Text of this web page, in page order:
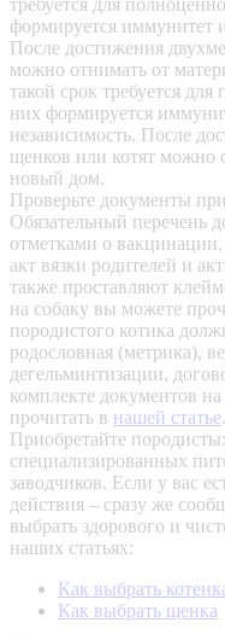
требуется для
формируется иммунитет
После достижения
можно отнимать от
такой срок требуется
них формируется
независимость. После
щенков или котят можно
новый дом.
Проверьте документы
Обязательный перечень
отметками о
акт вязки родителей и
также проставляют
на собаку вы можете
породистого котика
родословная (метрика),
дегельминтизации,
комплекте документов
прочитать в нашей статье.
Приобретайте
специализированных
заводчиков. Если у вас
действия – сразу же
выбрать здорового и
наших статьях:
Как выбрать
Как выбрать щенка